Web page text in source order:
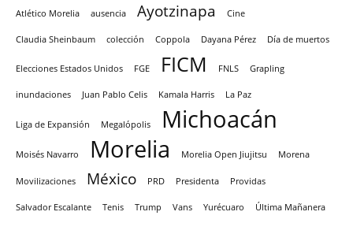
Atlético Morelia ausencia Ayotzinapa Cine
Claudia Sheinbaum colección Coppola Dayana Pérez Día de muertos
Elecciones Estados Unidos FGE FICM FNLS Grapling
inundaciones Juan Pablo Celis Kamala Harris La Paz
Liga de Expansión Megalópolis Michoacán
Moisés Navarro Morelia Morelia Open Jiujitsu Morena
Movilizaciones México PRD Presidenta Providas
Salvador Escalante Tenis Trump Vans Yurécuaro Última Mañanera